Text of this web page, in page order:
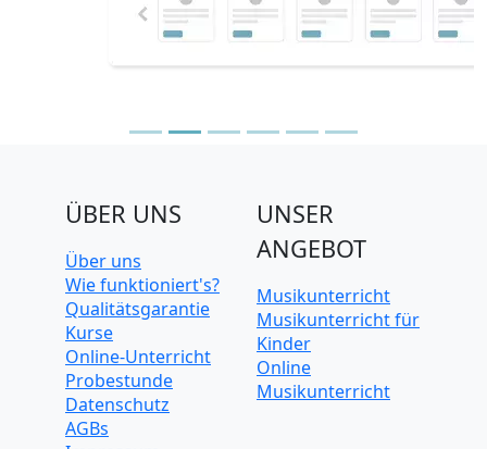
ÜBER UNS
Über uns
Wie funktioniert's?
Qualitätsgarantie
Kurse
Online-Unterricht
Probestunde
Datenschutz
AGBs
UNSER
ANGEBOT
Musikunterricht
Musikunterricht für
Kinder
Online
Musikunterricht